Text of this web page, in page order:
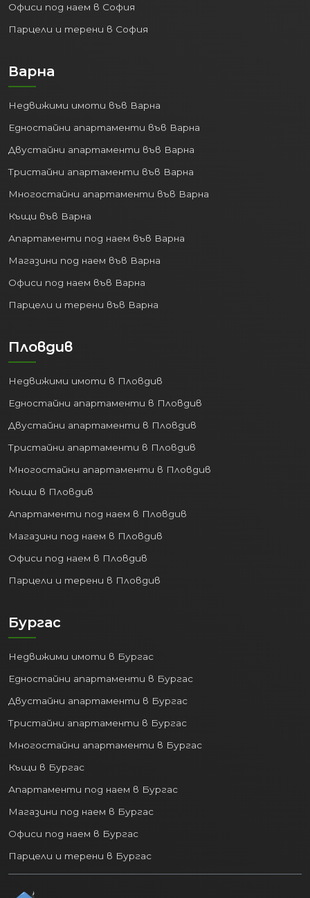
Офиси под наем в София
Парцели и терени в София
Варна
Недвижими имоти във Варна
Едностайни апартаменти във Варна
Двустайни апартаменти във Варна
Тристайни апартаменти във Варна
Многостайни апартаменти във Варна
Къщи във Варна
Апартаменти под наем във Варна
Магазини под наем във Варна
Офиси под наем във Варна
Парцели и терени във Варна
Пловдив
Недвижими имоти в Пловдив
Едностайни апартаменти в Пловдив
Двустайни апартаменти в Пловдив
Тристайни апартаменти в Пловдив
Многостайни апартаменти в Пловдив
Къщи в Пловдив
Апартаменти под наем в Пловдив
Магазини под наем в Пловдив
Офиси под наем в Пловдив
Парцели и терени в Пловдив
Бургас
Недвижими имоти в Бургас
Едностайни апартаменти в Бургас
Двустайни апартаменти в Бургас
Тристайни апартаменти в Бургас
Многостайни апартаменти в Бургас
Къщи в Бургас
Апартаменти под наем в Бургас
Магазини под наем в Бургас
Офиси под наем в Бургас
Парцели и терени в Бургас